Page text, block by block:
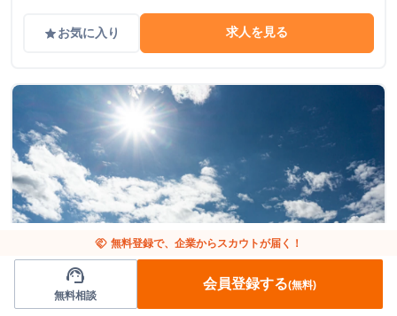
gradeお気に入り 求人を見る
企画
【学生起業】8月スタートOK◇起業に挑戦する
handshake 無料登録で、企業からスカウトが届く！
support_agent
無料相談
会員登録する(無料)